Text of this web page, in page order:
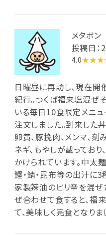
メタボン
投稿日
4.0
日曜昼に再訪し、現在開
紀行。つくば福来塩混ぜ
いる毎日10食限定メニュ
注文しました。到来した
卵黄、豚挽肉、メンマ、
ネギ、もやしが載ってお
かけられています。中太
鰹・鯖・昆布等の出汁に
家製辣油のピリ辛を混ぜ
ぜ合わせて食すると、福
て、美味しく完食となりま